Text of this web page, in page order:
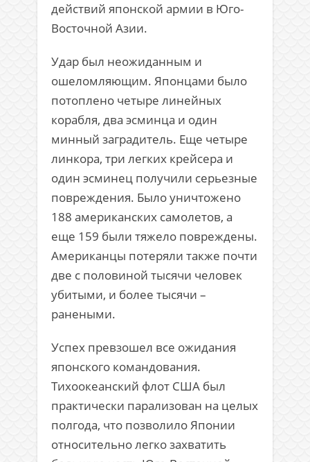
действий японской армии в Юго-
Восточной Азии.
Удар был неожиданным и
ошеломляющим. Японцами было
потоплено четыре линейных
корабля, два эсминца и один
минный заградитель. Еще четыре
линкора, три легких крейсера и
один эсминец получили серьезные
повреждения. Было уничтожено
188 американских самолетов, а
еще 159 были тяжело повреждены.
Американцы потеряли также почти
две с половиной тысячи человек
убитыми, и более тысячи –
ранеными.
Успех превзошел все ожидания
японского командования.
Тихоокеанский флот США был
практически парализован на целых
полгода, что позволило Японии
относительно легко захватить